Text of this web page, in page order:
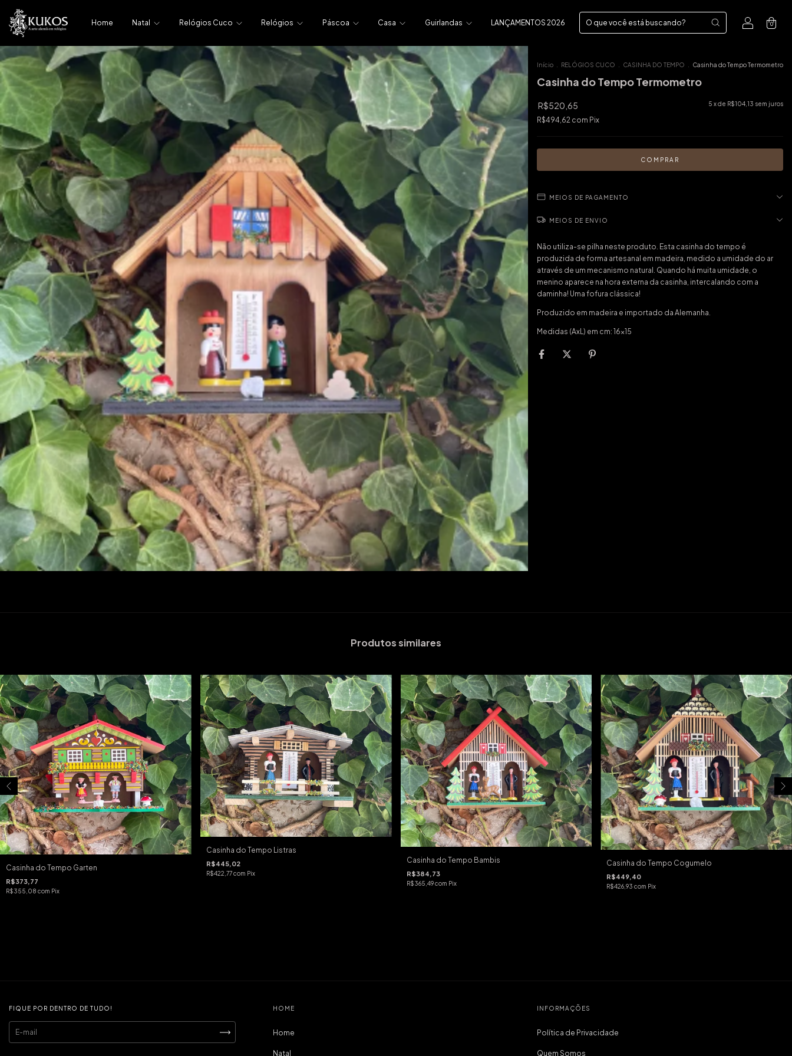
Home Natal Relógios Cuco Relógios Páscoa Casa Guirlandas LANÇAMENTOS 2026 0
Início RELÓGIOS CUCO CASINHA DO TEMPO Casinha do Tempo Termometro
Casinha do Tempo Termometro
R$520,65 5 x de R$104,13 sem juros
R$494,62 com Pix
MEIOS DE PAGAMENTO
MEIOS DE ENVIO
Não utiliza-se pilha neste produto. Esta casinha do tempo é
produzida de forma artesanal em madeira, medido a umidade do ar
através de um mecanismo natural. Quando há muita umidade, o
menino aparece na hora externa da casinha, intercalando com a
daminha! Uma fofura clássica!
Produzido em madeira e importado da Alemanha.
Medidas (AxL) em cm: 16x15
Produtos similares
Casinha do Tempo Garten
R$373,77
R$355,08 com Pix
Casinha do Tempo Listras
R$445,02
R$422,77com Pix
Casinha do Tempo Bambis
R$384,73
R$365,49com Pix
Casinha do Tempo Cogumelo
R$449,40
R$426,93com Pix
FIQUE POR DENTRO DE TUDO! HOME
Home
Natal
INFORMAÇÕES
Política de Privacidade
Quem Somos